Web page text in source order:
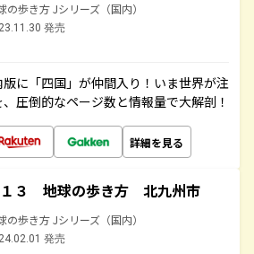
の歩き方 Jシリーズ（国内）
発売
版に「四国」が仲間入り！いま世界が注
圧倒的なページ数と情報量で大解剖！
詳細を見る
１３ 地球の歩き方 北九州市
の歩き方 Jシリーズ（国内）
発売